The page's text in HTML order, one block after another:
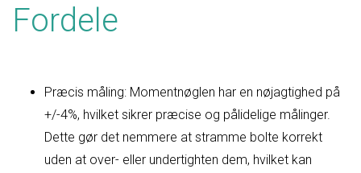
Fordele
Præcis måling: Momentnøglen har en nøjagtighed på
+/-4%, hvilket sikrer præcise og pålidelige målinger.
Dette gør det nemmere at stramme bolte korrekt
uden at over- eller undertighten dem, hvilket kan